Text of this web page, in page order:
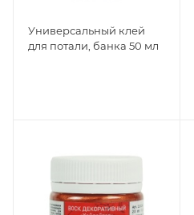
Универсальный клей
для потали, банка 50 мл